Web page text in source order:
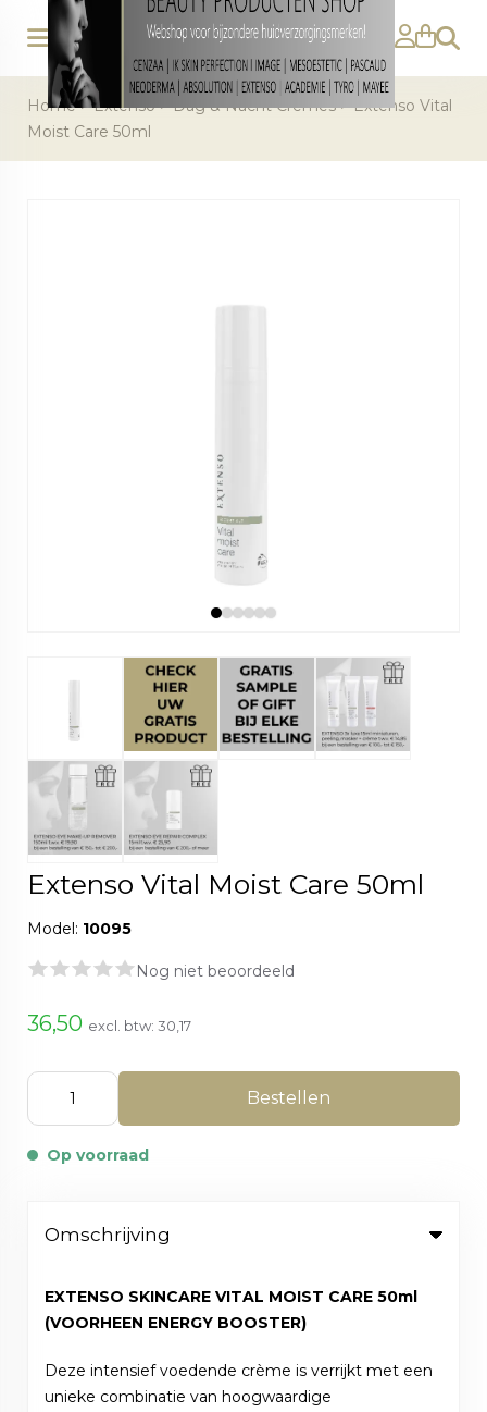
Home>Extenso>Dag & Nacht Crèmes>Extenso Vital
Moist Care 50ml
Extenso Vital Moist Care 50ml
Model: 10095
Nog niet beoordeeld
36,50 excl. btw: 30,17
Bestellen
Op voorraad
Omschrijving
EXTENSO SKINCARE VITAL MOIST CARE 50ml
(VOORHEEN ENERGY BOOSTER)
Deze intensief voedende crème is verrijkt met een
unieke combinatie van hoogwaardige